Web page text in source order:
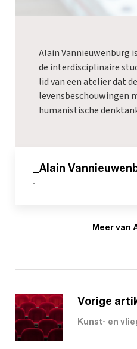
Alain Vannieuwenburg
de interdisciplinaire
lid van een atelier dat
levensbeschouwingen
humanistische
_Alain
-
Meer van
Vorige
Kunst- en